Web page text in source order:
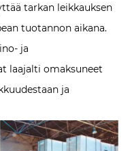
tarkan leikkauksen
tuotannon aikana.
ja
laajalti omaksuneet
​​ja